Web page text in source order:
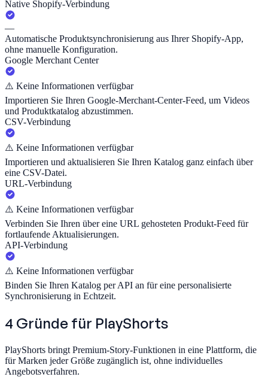
Native Shopify-Verbindung
—
Automatische Produktsynchronisierung aus Ihrer Shopify-App,
ohne manuelle Konfiguration.
Google Merchant Center
⚠️ Keine Informationen verfügbar
Importieren Sie Ihren Google-Merchant-Center-Feed, um Videos
und Produktkatalog abzustimmen.
CSV-Verbindung
⚠️ Keine Informationen verfügbar
Importieren und aktualisieren Sie Ihren Katalog ganz einfach über
eine CSV-Datei.
URL-Verbindung
⚠️ Keine Informationen verfügbar
Verbinden Sie Ihren über eine URL gehosteten Produkt-Feed für
fortlaufende Aktualisierungen.
API-Verbindung
⚠️ Keine Informationen verfügbar
Binden Sie Ihren Katalog per API an für eine personalisierte
Synchronisierung in Echtzeit.
4 Gründe für PlayShorts
PlayShorts bringt Premium-Story-Funktionen in eine Plattform, die
für Marken jeder Größe zugänglich ist, ohne individuelles
Angebotsverfahren.